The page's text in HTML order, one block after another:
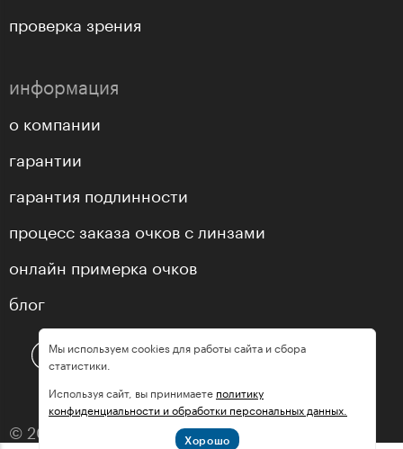
проверка зрения
информация
о компании
гарантии
гарантия подлинности
процесс заказа очков с линзами
онлайн примерка очков
блог
© 2013—2026 оптика «МастерГлассес»
Мы используем cookies для работы сайта и сбора
статистики.
Используя сайт, вы принимаете политику
конфиденциальности и обработки персональных данных.
Хорошо